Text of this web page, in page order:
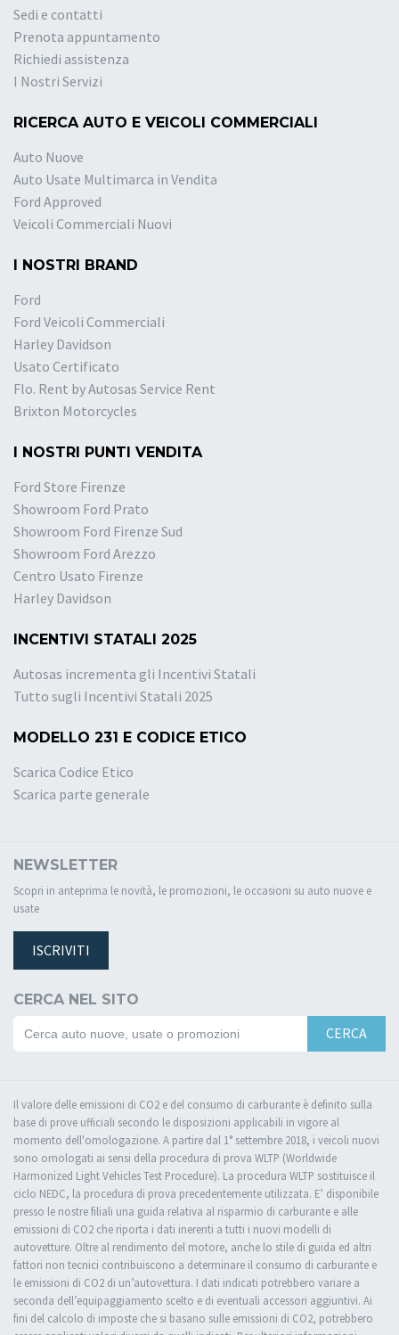
Sedi e contatti
Prenota appuntamento
Richiedi assistenza
I Nostri Servizi
RICERCA AUTO E VEICOLI COMMERCIALI
Auto Nuove
Auto Usate Multimarca in Vendita
Ford Approved
Veicoli Commerciali Nuovi
I NOSTRI BRAND
Ford
Ford Veicoli Commerciali
Harley Davidson
Usato Certificato
Flo. Rent by Autosas Service Rent
Brixton Motorcycles
I NOSTRI PUNTI VENDITA
Ford Store Firenze
Showroom Ford Prato
Showroom Ford Firenze Sud
Showroom Ford Arezzo
Centro Usato Firenze
Harley Davidson
INCENTIVI STATALI 2025
Autosas incrementa gli Incentivi Statali
Tutto sugli Incentivi Statali 2025
MODELLO 231 E CODICE ETICO
Scarica Codice Etico
Scarica parte generale
NEWSLETTER
Scopri in anteprima le novità, le promozioni, le occasioni su auto nuove e
usate
ISCRIVITI
CERCA NEL SITO
CERCA
Il valore delle emissioni di CO2 e del consumo di carburante è definito sulla
base di prove ufficiali secondo le disposizioni applicabili in vigore al
momento dell'omologazione. A partire dal 1° settembre 2018, i veicoli nuovi
sono omologati ai sensi della procedura di prova WLTP (Worldwide
Harmonized Light Vehicles Test Procedure). La procedura WLTP sostituisce il
ciclo NEDC, la procedura di prova precedentemente utilizzata. E’ disponibile
presso le nostre filiali una guida relativa al risparmio di carburante e alle
emissioni di CO2 che riporta i dati inerenti a tutti i nuovi modelli di
autovetture. Oltre al rendimento del motore, anche lo stile di guida ed altri
fattori non tecnici contribuiscono a determinare il consumo di carburante e
le emissioni di CO2 di un’autovettura. I dati indicati potrebbero variare a
seconda dell’equipaggiamento scelto e di eventuali accessori aggiuntivi. Ai
fini del calcolo di imposte che si basano sulle emissioni di CO2, potrebbero